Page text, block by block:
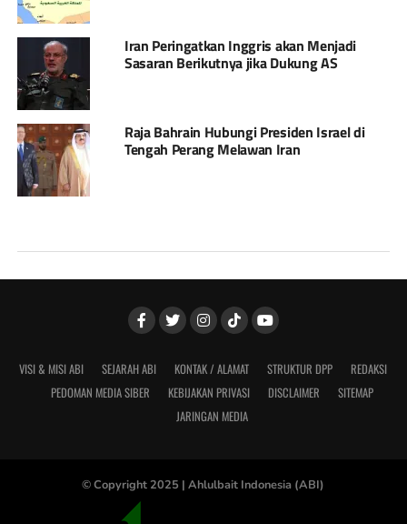
Iran Peringatkan Inggris akan Menjadi
Sasaran Berikutnya jika Dukung AS
Raja Bahrain Hubungi Presiden Israel di
Tengah Perang Melawan Iran
VISI & MISI ABI SEJARAH ABI KONTAK / ALAMAT STRUKTUR DPP
REDAKSI
PEDOMAN MEDIA SIBER
KEBIJAKAN PRIVASI DISCLAIMER
SITEMAP
JARINGAN MEDIA
© Copyright 2025 | Ahlulbait Indonesia (ABI)